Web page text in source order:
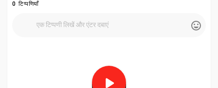
0 टिप्पणियाँ